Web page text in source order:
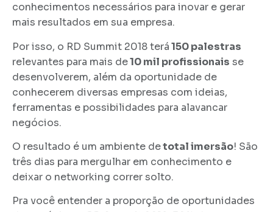
conhecimentos necessários para inovar e gerar
mais resultados em sua empresa.
Por isso, o RD Summit 2018 terá150 palestras
relevantes para mais de10 mil profissionais se
desenvolverem, além da oportunidade de
conhecerem diversas empresas com ideias,
ferramentas e possibilidades para alavancar
negócios.
O resultado é um ambiente detotal imersão! São
três dias para mergulhar em conhecimento e
deixar o networking correr solto.
Pra você entender a proporção de oportunidades